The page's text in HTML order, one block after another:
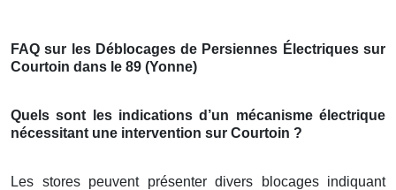
FAQ sur les Déblocages de Persiennes Électriques sur
Courtoin dans le 89 (Yonne)
Quels sont les indications d’un mécanisme électrique
nécessitant une intervention sur Courtoin ?
Les stores peuvent présenter divers blocages indiquant